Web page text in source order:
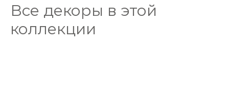
Все декоры в этой
коллекции